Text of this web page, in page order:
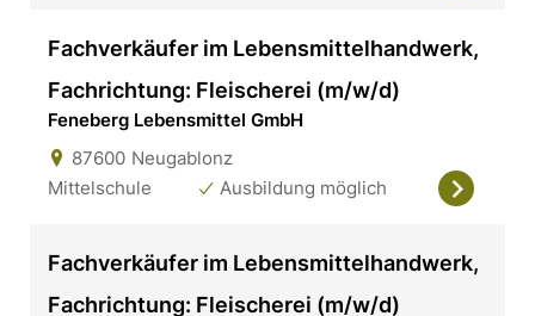
Fachverkäufer im Lebensmittelhandwerk,
Fachrichtung: Fleischerei (m/w/d)
Feneberg Lebensmittel GmbH
87600 Neugablonz
Mittelschule
Ausbildung möglich
Fachverkäufer im Lebensmittelhandwerk,
Fachrichtung: Fleischerei (m/w/d)